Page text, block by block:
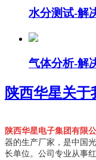
水分测试-解
气体分析-解
陕西华星关于
陕西华星电子集团有限
器的生产厂家，是中国
长单位。 公司专业从事